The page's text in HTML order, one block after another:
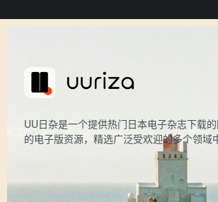
UU日杂是一个提供热门日本电子杂志下载
的电子版资源，精选广泛受欢迎的多个领域